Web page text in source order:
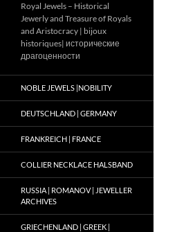
Royal Jewels – Historical
Jewerly and Treasure of Royals
and Aristocracy | bijoux
historiques| исторические
драгоценности
NOBLE JEWELS |NOBILITY
DEUTSCHLAND | GERMANY
FRANKREICH | FRANCE
COLLIER NECKLACE HALSBAND
RUSSIA | ROMANOV | JEWELLER
ARCHIVES
GRIECHENLAND | GREEK |